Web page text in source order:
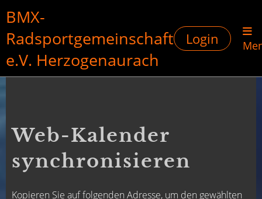
BMX-
Radsportgemeinschaft
e.V. Herzogenaurach
Login
Web-Kalender
synchronisieren
Kopieren Sie auf folgenden Adresse, um den gewählten